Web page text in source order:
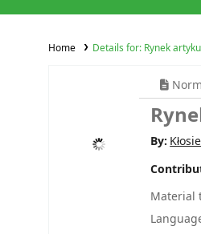
Home Details for: Rynek
By:
Material